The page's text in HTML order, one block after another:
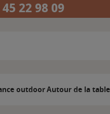
22 98 09
outdoorAutour de la table